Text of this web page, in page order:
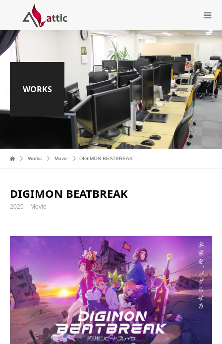
WORKS
Works Movie DIGIMON BEATBREAK
DIGIMON BEATBREAK
2025 Movie